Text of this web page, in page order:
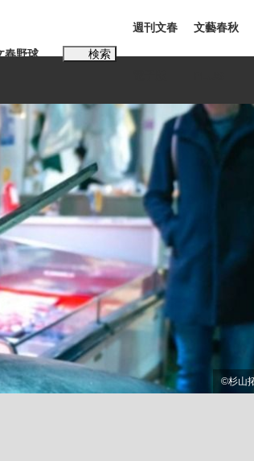
真実 選手が明かす...
春野球 検索
週刊文春 文藝春秋